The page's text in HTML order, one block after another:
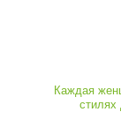
Каждая
стилях